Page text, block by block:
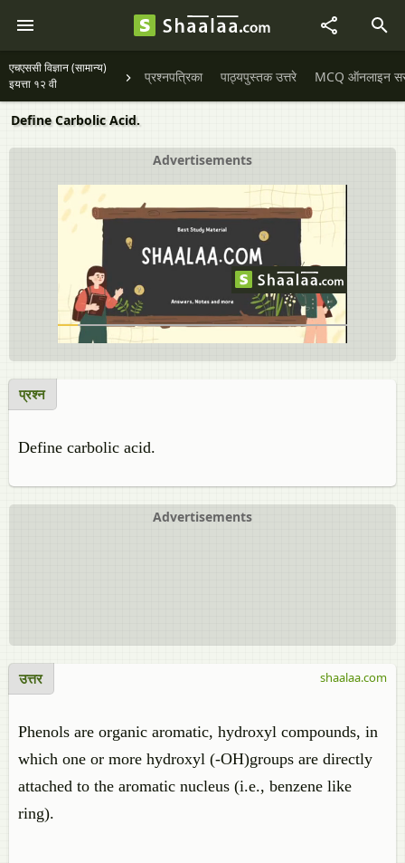
एचएससी विज्ञान (सामान्य)
इयत्ता १२ वी
प्रश्नपत्रिका पाठ्यपुस्तक उत्तरे MCQ ऑनलाइन
Define Carbolic Acid.
Advertisements
प्रश्न
Define carbolic acid.
Advertisements
उत्तर
Phenols are organic aromatic, hydroxyl compounds, in
which one or more hydroxyl (-OH)groups are directly
attached to the aromatic nucleus (i.e., benzene like
ring).
shaalaa.com